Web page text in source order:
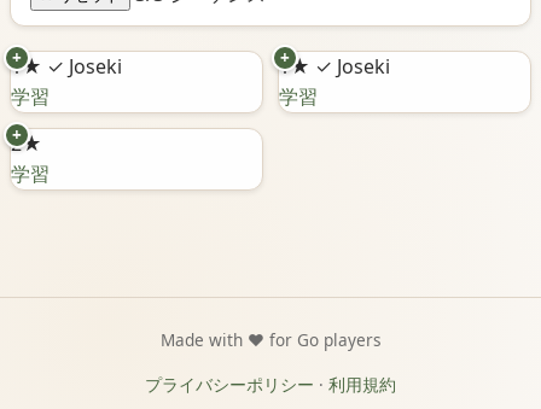
1★ ✓ Joseki
+
学習
1★ ✓ Joseki
+
学習
2★
+
学習
Made with ❤️ for Go players
プライバシーポリシー · 利用規約